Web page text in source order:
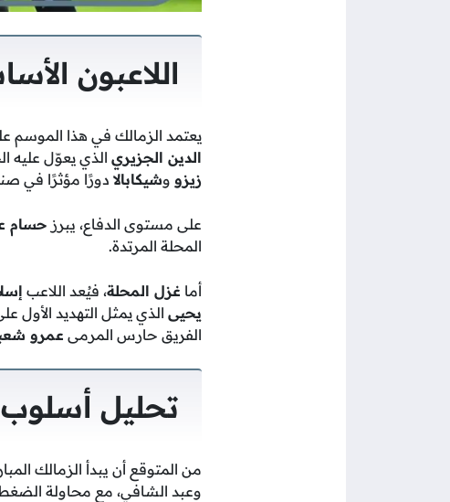
اللاعبون
يعتمد الزمالك في هذا الموسم
الدين الجزيري الذي يعوّل عليه
زيزو وشيكابالا دورًا مؤثرًا في
على مستوى الدفاع، يبرز حسام
المحلة المرتدة.
أما غزل المحلة، فيُعد اللاعب
يحيى الذي يمثل التهديد الأول
الفريق حارس المرمى عمرو
تحليل
من المتوقع أن يبدأ الزمالك
وعبد الشافي، مع محاولة الضغط